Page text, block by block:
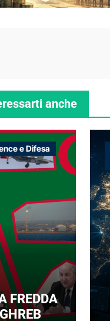
anche
e Difesa
FREDDA